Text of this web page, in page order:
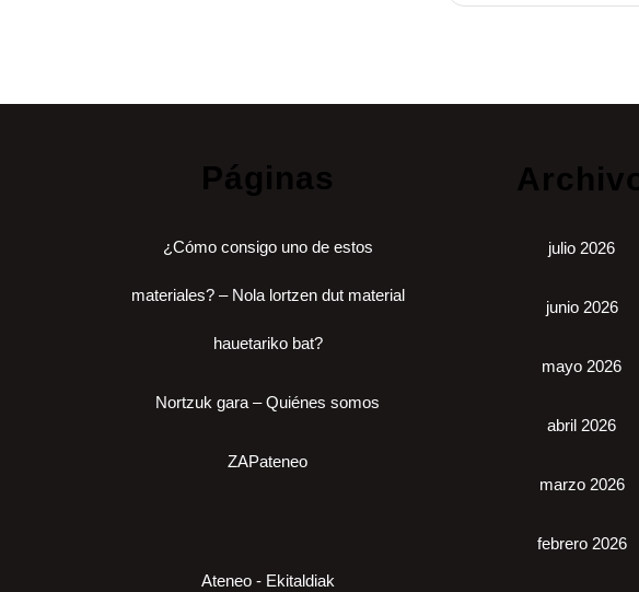
Páginas
¿Cómo consigo uno de estos
materiales? – Nola lortzen dut material
hauetariko bat?
Nortzuk gara – Quiénes somos
ZAPateneo
Ateneo - Ekitaldiak
julio 2026
junio 2026
mayo 2026
abril 2026
marzo 2026
febrero 2026